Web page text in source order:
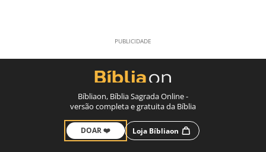
Bíbliaon, Bíblia Sagrada Online -
versão completa e gratuita da Bíblia
DOAR ❤️ Loja Bíbliaon